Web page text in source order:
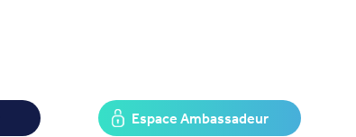
Espace Ambassadeur